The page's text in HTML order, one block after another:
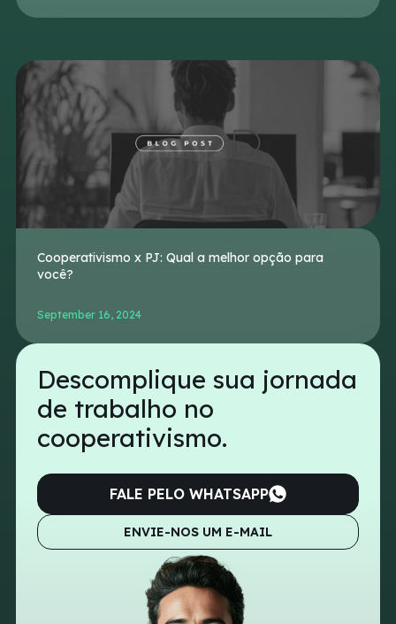
Cooperativismo x PJ: Qual a melhor opção para
você?
September 16, 2024
Descomplique sua jornada
de trabalho no
cooperativismo.
FALE PELO WHATSAPP
ENVIE-NOS UM E-MAIL